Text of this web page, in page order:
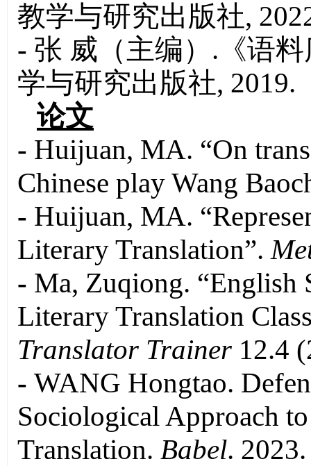
教学与研究出版社,
- 张 威（主编）.《语
学与研究出版社, 2019.
论文
- Huijuan, MA. “On
Chinese play Wang
- Huijuan, MA.
Literary Translation”.
- Ma, Zuqiong. “English
Literary Translation
Translator Trainer 12.4
- WANG Hongtao.
Sociological Approach
Translation. Babel. 2023.